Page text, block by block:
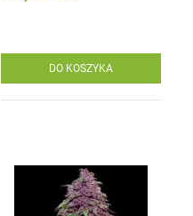
DO KOSZYKA